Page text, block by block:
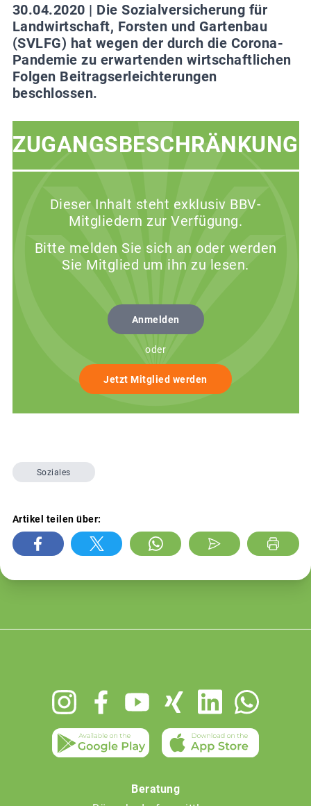
30.04.2020 | Die Sozialversicherung für
Landwirtschaft, Forsten und Gartenbau
(SVLFG) hat wegen der durch die Corona-
Pandemie zu erwartenden wirtschaftlichen
Folgen Beitragserleichterungen
beschlossen.
ZUGANGSBESCHRÄNKUNG
Dieser Inhalt steht exklusiv BBV-
Mitgliedern zur Verfügung.
Bitte melden Sie sich an oder werden
Sie Mitglied um ihn zu lesen.
Anmelden
oder
Jetzt Mitglied werden
Soziales
Artikel teilen über:
Beratung